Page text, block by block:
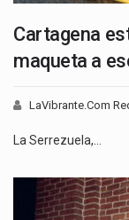
Cartagena
maqueta a
LaVibrante.Com
La Serrezuela,…